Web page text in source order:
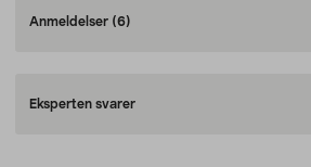
Anmeldelser (6)
Eksperten svarer